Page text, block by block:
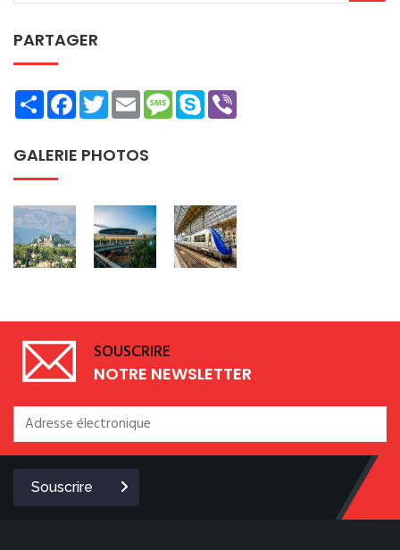
PARTAGER
ShareFacebookTwitterEmailMessage
Skype
GALERIE PHOTOS
SOUSCRIRE
NOTRE NEWSLETTER
Souscrire